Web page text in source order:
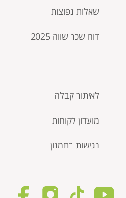
שאלות נפוצות
דוח שכר שווה 2025
לאיתור קבלה
מועדון לקוחות
נגישות בתמנון